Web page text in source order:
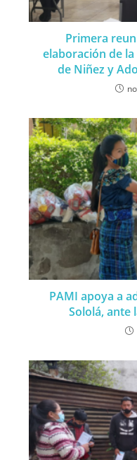
Primera
elaboración de
de Niñez y
PAMI apoya a
Sololá, ante